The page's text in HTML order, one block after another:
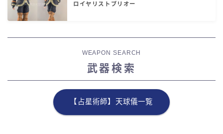
ロイヤリストブリオー
WEAPON SEARCH
武器検索
【占星術師】天球儀一覧